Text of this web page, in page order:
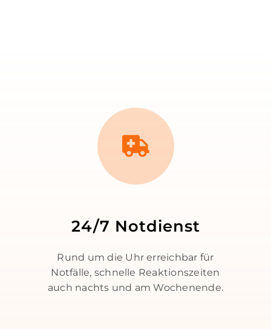
24/7 Notdienst
Rund um die Uhr erreichbar für
Notfälle, schnelle Reaktionszeiten
auch nachts und am Wochenende.